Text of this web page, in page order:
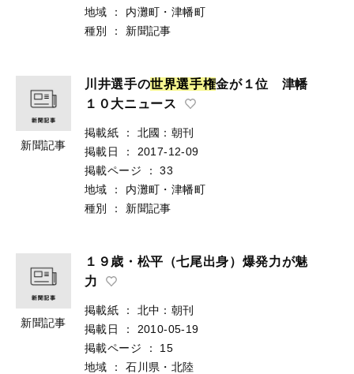
地域
：
内灘町・津幡町
種別
： 新聞記事
新聞記事
川井選手の世界選手権金が１位 津幡
１０大ニュース
掲載紙 ：
北國：朝刊
掲載日
：
2017-12-09
掲載ページ
：
33
地域
：
内灘町・津幡町
種別
： 新聞記事
新聞記事
１９歳・松平（七尾出身）爆発力が魅
力
掲載紙 ：
北中：朝刊
掲載日
：
2010-05-19
掲載ページ
：
15
地域
：
石川県・北陸